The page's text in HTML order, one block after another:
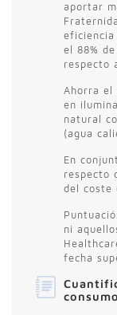
aportar
el 88%
respecto
Ahorra el
en
natural
(agua
En
respecto
del coste
ni
fecha
consumo